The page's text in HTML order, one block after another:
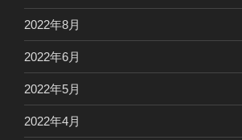
2022年8月
2022年6月
2022年5月
2022年4月